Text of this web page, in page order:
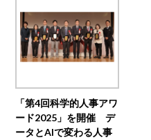
「第4回科学的人事アワ
ード2025」を開催 デ
ータとAIで変わる人事